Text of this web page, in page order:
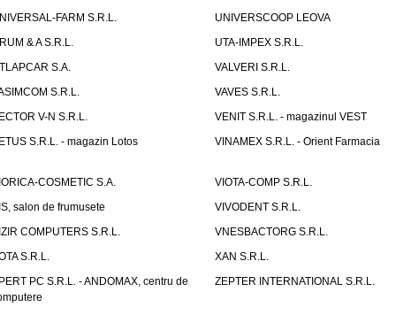
FARM S.R.L.
UNIVERSCOOP LEOVA
& A S.R.L.
UTA-IMPEX S.R.L.
S.A.
VALVERI S.R.L.
S.R.L.
VAVES S.R.L.
V-N S.R.L.
VENIT S.R.L. - magazinul VEST
S.R.L. - magazin Lotos
VINAMEX S.R.L. - Orient Farmacia
COSMETIC S.A.
VIOTA-COMP S.R.L.
salon de frumusete
VIVODENT S.R.L.
COMPUTERS S.R.L.
VNESBACTORG S.R.L.
S.R.L.
XAN S.R.L.
PC S.R.L. - ANDOMAX, centru de
ZEPTER INTERNATIONAL S.R.L.